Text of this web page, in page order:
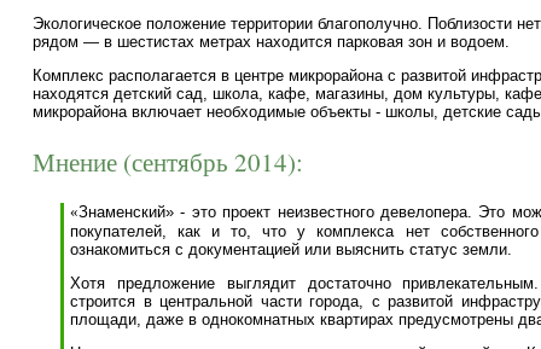
Экологическое положение территории благополучно. Поблизости
рядом — в шестистах метрах находится парковая зон и водоем.
Комплекс располагается в центре микрорайона с развитой
находятся детский сад, школа, кафе, магазины, дом культуры,
микрорайона включает необходимые объекты - школы, детские
Мнение (сентябрь 2014):
«Знаменский» - это проект неизвестного девелопера. Это
покупателей, как и то, что у комплекса нет
ознакомиться с документацией или выяснить статус земли.
Хотя предложение выглядит достаточно
строится в центральной части города, с развитой
площади, даже в однокомнатных квартирах предусмотрены